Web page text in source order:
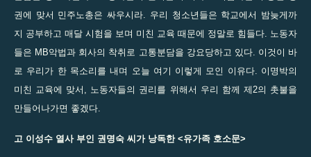
권에 맞서 민주노총은 싸우시라. 우리 청소년들은 학교에서 밤늦게까
지 공부하고 매달 시험을 보며 미친 교육 때문에 정말로 힘들다. 노동자
들은 MB악법과 회사의 착취로 고통분담을 강요당하고 있다. 이것이 바
로 우리가 한 목소리를 내며 오늘 여기 이렇게 모인 이유다. 이명박의
미친 교육에 맞서, 노동자들의 권리를 위해서 우리 함께 제2의 촛불을
만들어나가면 좋겠다.
고 이성수 열사 부인 권명숙 씨가 낭독한 <유가족 호소문>